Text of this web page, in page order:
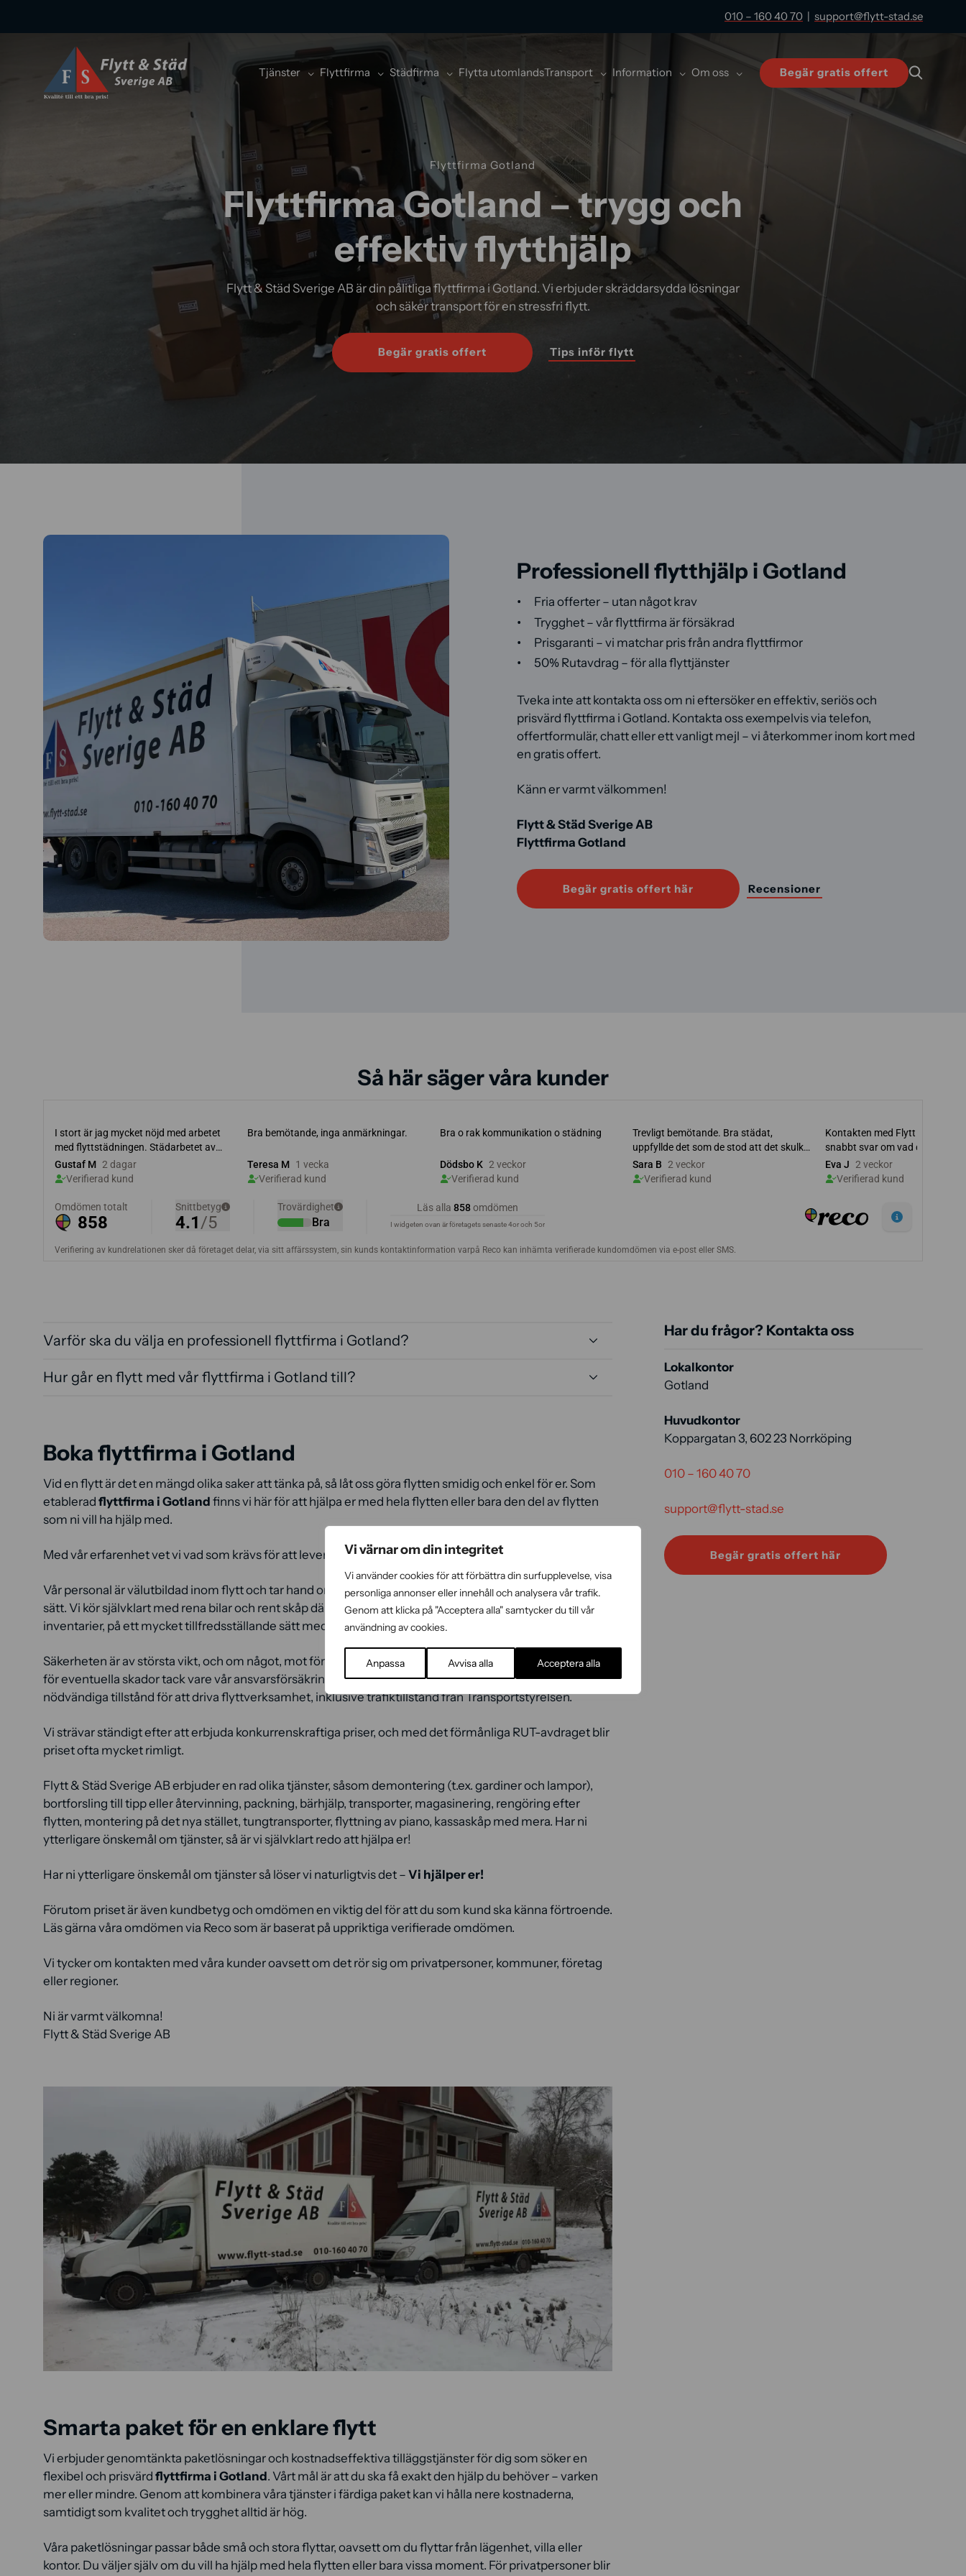
Vi värnar om din integritet
Vi använder cookies för att förbättra din surfupplevelse, visa
personliga annonser eller innehåll och analysera vår trafik.
Genom att klicka på "Acceptera alla" samtycker du till vår
användning av cookies.
Anpassa Avvisa alla Acceptera alla
010 – 160 40 70 | support@flytt-stad.se
Tjänster Flyttfirma Städfirma Flytta utomlandsTransport Information Om oss Begär gratis offert
Flyttfirma Gotland
Flyttfirma Gotland – trygg och
effektiv flytthjälp
Flytt & Städ Sverige AB är din pålitliga flyttfirma i Gotland. Vi erbjuder skräddarsydda lösningar
och säker transport för en stressfri flytt.
Begär gratis offert Tips inför flytt
Professionell flytthjälp i Gotland
Fria offerter – utan något krav
Trygghet – vår flyttfirma är försäkrad
Prisgaranti – vi matchar pris från andra flyttfirmor
50% Rutavdrag – för alla flyttjänster
Tveka inte att kontakta oss om ni eftersöker en effektiv, seriös och
prisvärd flyttfirma i Gotland. Kontakta oss exempelvis via telefon,
offertformulär, chatt eller ett vanligt mejl – vi återkommer inom kort med
en gratis offert.
Känn er varmt välkommen!
Flytt & Städ Sverige AB
Flyttfirma Gotland
Begär gratis offert här Recensioner
Så här säger våra kunder
Har du frågor? Kontakta oss
Lokalkontor
Gotland
Huvudkontor
Koppargatan 3, 602 23 Norrköping
010 – 160 40 70
support@flytt-stad.se
Begär gratis offert här
Varför ska du välja en professionell flyttfirma i Gotland?
Hur går en flytt med vår flyttfirma i Gotland till?
Boka flyttfirma i Gotland
Vid en flytt är det en mängd olika saker att tänka på, så låt oss göra flytten smidig och enkel för er. Som
etablerad flyttfirma i Gotland finns vi här för att hjälpa er med hela flytten eller bara den del av flytten
som ni vill ha hjälp med.
Med vår erfarenhet vet vi vad som krävs för att leverera en högkvalitativ flyttservice.
Vår personal är välutbildad inom flytt och tar hand om ert bohag eller era inventarier på absolut bästa
sätt. Vi kör självklart med rena bilar och rent skåp där vi lastar era tillhörigheter, inklusive möbler och
inventarier, på ett mycket tillfredsställande sätt med hjälp av filtar och andra skydd.
Säkerheten är av största vikt, och om något, mot förmodan, skulle hända, får ni naturligtvis full ersättning
för eventuella skador tack vare vår ansvarsförsäkring via Protector Forsikring ASA. Dessutom har vi alla
nödvändiga tillstånd för att driva flyttverksamhet, inklusive trafiktillstånd från Transportstyrelsen.
Vi strävar ständigt efter att erbjuda konkurrenskraftiga priser, och med det förmånliga RUT-avdraget blir
priset ofta mycket rimligt.
Flytt & Städ Sverige AB erbjuder en rad olika tjänster, såsom demontering (t.ex. gardiner och lampor),
bortforsling till tipp eller återvinning, packning, bärhjälp, transporter, magasinering, rengöring efter
flytten, montering på det nya stället, tungtransporter, flyttning av piano, kassaskåp med mera. Har ni
ytterligare önskemål om tjänster, så är vi självklart redo att hjälpa er!
Har ni ytterligare önskemål om tjänster så löser vi naturligtvis det – Vi hjälper er!
Förutom priset är även kundbetyg och omdömen en viktig del för att du som kund ska känna förtroende.
Läs gärna våra omdömen via Reco som är baserat på uppriktiga verifierade omdömen.
Vi tycker om kontakten med våra kunder oavsett om det rör sig om privatpersoner, kommuner, företag
eller regioner.
Ni är varmt välkomna!
Flytt & Städ Sverige AB
Smarta paket för en enklare flytt
Vi erbjuder genomtänkta paketlösningar och kostnadseffektiva tilläggstjänster för dig som söker en
flexibel och prisvärd flyttfirma i Gotland. Vårt mål är att du ska få exakt den hjälp du behöver – varken
mer eller mindre. Genom att kombinera våra tjänster i färdiga paket kan vi hålla nere kostnaderna,
samtidigt som kvalitet och trygghet alltid är hög.
Våra paketlösningar passar både små och stora flyttar, oavsett om du flyttar från lägenhet, villa eller
kontor. Du väljer själv om du vill ha hjälp med hela flytten eller bara vissa moment. För privatpersoner blir